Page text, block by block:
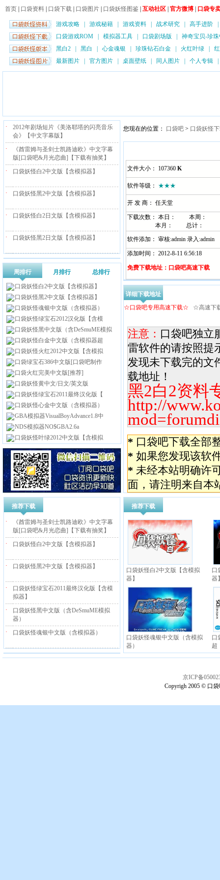
首页 口袋资料 口袋下载 口袋图片 口袋妖怪图鉴 互动社区 官方微博 口袋专
游戏攻略 游戏秘籍 游戏资料 战术研究 高手进阶
口袋游戏ROM
模拟器工具 口袋剧场版
神奇宝贝-珍
黑白2
黑白 心金魂银 珍珠钻石白金 火红叶绿
最新图片
官方图片 桌面壁纸 同人图片 个人专辑
·
2012年剧场短片《美洛耶塔的闪亮音乐
会》【中文字幕版】
·
《酋雷姆与圣剑士凯路迪欧》中文字幕
版[口袋吧&月光恋曲]【下载有抽奖】
·
口袋妖怪白2中文版【含模拟器】
· 口袋妖怪黑2中文版【含模拟器】
· 口袋妖怪白2日文版【含模拟器】
· 口袋妖怪黑2日文版【含模拟器】
周排行 月排行 总排行
口袋妖怪白2中文版【含模拟器】
口袋妖怪黑2中文版【含模拟器】
口袋妖怪魂银中文版（含模拟器）
口袋妖怪绿宝石2012汉化版【含模
口袋妖怪黑中文版（含DeSmuME模拟
口袋妖怪白金中文版（含模拟器超
口袋妖怪火红2012中文版【含模拟
口袋绿宝石386中文版[口袋吧制作
口袋火红完美中文版[推荐]
口袋妖怪黄中文/日文/英文版
口袋妖怪绿宝石2011最终汉化版【
口袋妖怪心金中文版（含模拟器）
GBA模拟器VisualBoyAdvance1.8中
NDS模拟器NO$GBA2.6a
口袋妖怪叶绿2012中文版【含模拟
推荐下载
·
《酋雷姆与圣剑士凯路迪欧》中文字幕
版[口袋吧&月光恋曲]【下载有抽奖】
·
口袋妖怪白2中文版【含模拟器】
· 口袋妖怪黑2中文版【含模拟器】
·
口袋妖怪绿宝石2011最终汉化版【含模
拟器】
·
口袋妖怪黑中文版（含DeSmuME模拟
器）
·
口袋妖怪魂银中文版（含模拟器）
您现在的位置： 口袋吧> 口袋妖怪
文件大小： 107360 K
软件等级： ★★★
开 发 商： 任天堂
下载次数： 本日：
本周：
本月：
总计：
软件添加： 审核:admin 录入:admin
添加时间： 2012-8-11 6:56:18
免费下载地址：口袋吧高速下载
详细下载地址
☆口袋吧专用高速下载☆
☆高速下
注意： 口袋吧独立
雷软件的请按照提
发现未下载完的文
载地址！
黑2白2资料
http://
* 口袋吧下载全部
* 如果您发现该软
* 未经本站明确许
面，请注明来自本
推荐下载
口袋妖怪白2中文版【含模拟
器】
口
器
口袋妖怪魂银中文版（含模拟
器）
口
超
京ICP备
Copyrigh 2005 © 口